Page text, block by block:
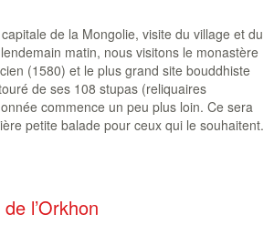
de la Mongolie, visite du village et du
matin, nous visitons le monastère
(1580) et le plus grand site bouddhiste
de ses 108 stupas (reliquaires
commence un peu plus loin. Ce sera
petite balade pour ceux qui le souhaitent.
l’Orkhon